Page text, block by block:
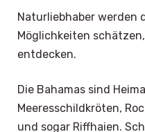
Naturliebhaber werden
Möglichkeiten
entdecken.
Die Bahamas sind
Meeresschildkröten,
und sogar Riffhaien.